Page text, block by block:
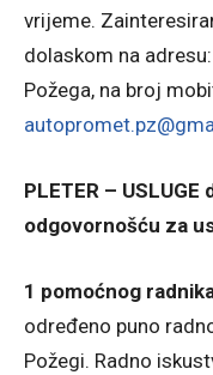
vrijeme.
dolaskom na
Požega, na broj
PLETER –
odgovornošću za
1 pomoćnog
određeno puno
Požegi. Radno